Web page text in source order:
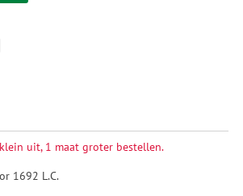
uit, 1 maat groter bestellen.
1692 L.C.